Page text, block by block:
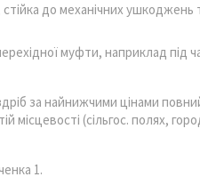
до механічних
муфти, наприклад під
за найнижчими цінами
місцевості (сільгос. полях,
1.